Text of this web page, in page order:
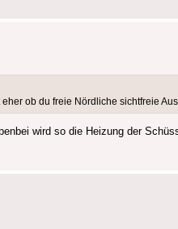
ob du freie Nördliche sichtfreie
wird so die Heizung der